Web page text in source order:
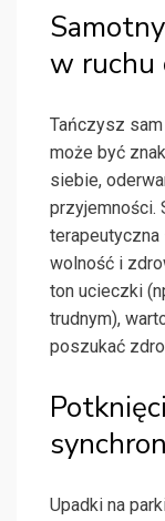
w ruchu
Tańczysz
może być
siebie,
przyjemności.
wolność i
ton ucieczki
trudnym),
poszukać
Upadki na